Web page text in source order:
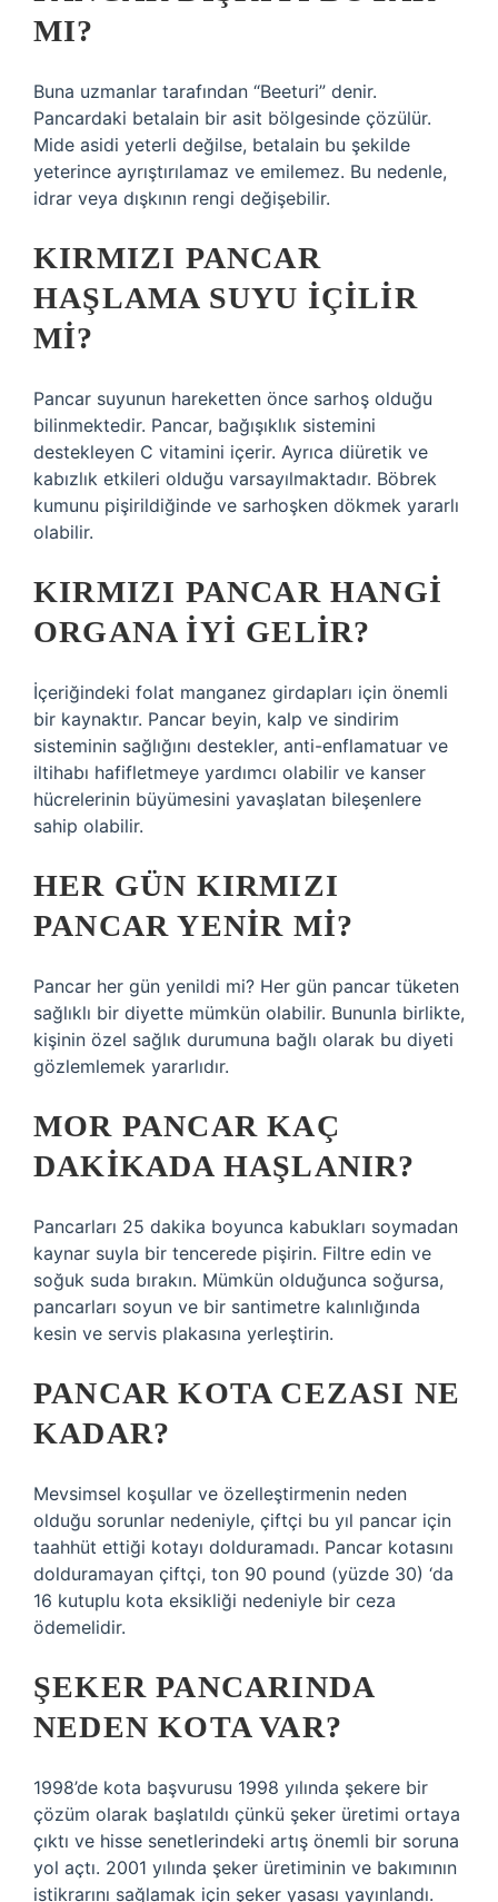
MI?
Buna uzmanlar tarafından “Beeturi” denir.
Pancardaki betalain bir asit bölgesinde çözülür.
Mide asidi yeterli değilse, betalain bu şekilde
yeterince ayrıştırılamaz ve emilemez. Bu nedenle,
idrar veya dışkının rengi değişebilir.
KIRMIZI PANCAR
HAŞLAMA SUYU IÇILIR
MI?
Pancar suyunun hareketten önce sarhoş olduğu
bilinmektedir. Pancar, bağışıklık sistemini
destekleyen C vitamini içerir. Ayrıca diüretik ve
kabızlık etkileri olduğu varsayılmaktadır. Böbrek
kumunu pişirildiğinde ve sarhoşken dökmek yararlı
olabilir.
KIRMIZI PANCAR HANGI
ORGANA IYI GELIR?
İçeriğindeki folat manganez girdapları için önemli
bir kaynaktır. Pancar beyin, kalp ve sindirim
sisteminin sağlığını destekler, anti-enflamatuar ve
iltihabı hafifletmeye yardımcı olabilir ve kanser
hücrelerinin büyümesini yavaşlatan bileşenlere
sahip olabilir.
HER GÜN KIRMIZI
PANCAR YENIR MI?
Pancar her gün yenildi mi? Her gün pancar tüketen
sağlıklı bir diyette mümkün olabilir. Bununla birlikte,
kişinin özel sağlık durumuna bağlı olarak bu diyeti
gözlemlemek yararlıdır.
MOR PANCAR KAÇ
DAKIKADA HAŞLANIR?
Pancarları 25 dakika boyunca kabukları soymadan
kaynar suyla bir tencerede pişirin. Filtre edin ve
soğuk suda bırakın. Mümkün olduğunca soğursa,
pancarları soyun ve bir santimetre kalınlığında
kesin ve servis plakasına yerleştirin.
PANCAR KOTA CEZASI NE
KADAR?
Mevsimsel koşullar ve özelleştirmenin neden
olduğu sorunlar nedeniyle, çiftçi bu yıl pancar için
taahhüt ettiği kotayı dolduramadı. Pancar kotasını
dolduramayan çiftçi, ton 90 pound (yüzde 30) ‘da
16 kutuplu kota eksikliği nedeniyle bir ceza
ödemelidir.
ŞEKER PANCARINDA
NEDEN KOTA VAR?
1998’de kota başvurusu 1998 yılında şekere bir
çözüm olarak başlatıldı çünkü şeker üretimi ortaya
çıktı ve hisse senetlerindeki artış önemli bir soruna
yol açtı. 2001 yılında şeker üretiminin ve bakımının
istikrarını sağlamak için şeker yasası yayınlandı.